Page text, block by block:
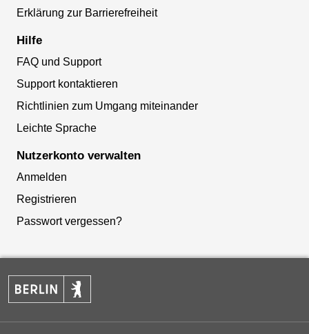
Erklärung zur Barrierefreiheit
Hilfe
FAQ und Support
Support kontaktieren
Richtlinien zum Umgang miteinander
Leichte Sprache
Nutzerkonto verwalten
Anmelden
Registrieren
Passwort vergessen?